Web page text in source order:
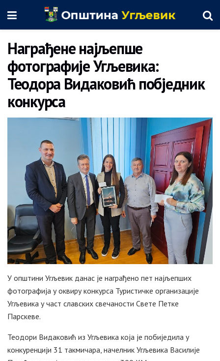
Награђене најљепше
фотографије Угљевика:
Теодора Видаковић побједник
конкурса
У општини Угљевик данас је награђено пет најљепших
фотографија у оквиру конкурса Туристичке организације
Угљевика у част славских свечаности Свете Петке
Парскеве.
Теодори Видаковић из Угљевика која је побиједила у
конкуренцији 31 такмичара, начелник Угљевика Василије